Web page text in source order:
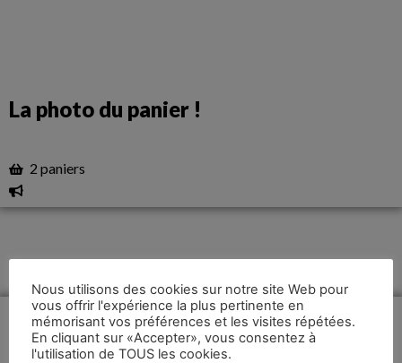
La photo du panier !
2 paniers
Nous utilisons des cookies sur notre site Web pour
vous offrir l'expérience la plus pertinente en
mémorisant vos préférences et les visites répétées.
En cliquant sur «Accepter», vous consentez à
l'utilisation de TOUS les cookies.